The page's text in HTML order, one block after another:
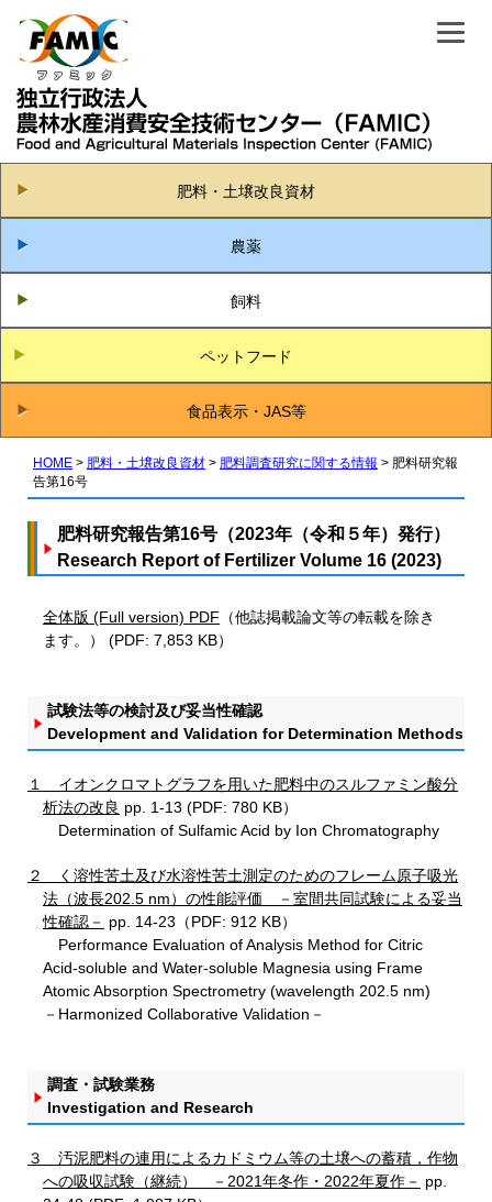
肥料・土壌改良資材
農薬
飼料
ペットフード
食品表示・JAS等
HOME 肥料・土壌改良資材 肥料調査研究に関する情報
肥料研究報
告第16号
肥料研究報告第16号（2023年（令和５年）発行）
Research Report of Fertilizer Volume 16 (2023)
全体版 (Full version) PDF （他誌掲載論文等の転載を除き
ます。） (PDF: 7,853 KB）
試験法等の検討及び妥当性確認
Development and Validation for Determination Methods
１ イオンクロマトグラフを用いた肥料中のスルファミン酸分
析法の改良 pp. 1-13 (PDF: 780 KB）
Determination of Sulfamic Acid by Ion Chromatography
２ く溶性苦土及び水溶性苦土測定のためのフレーム原子吸光
法（波長202.5 nm）の性能評価 －室間共同試験による妥当
性確認－ pp. 14-23（PDF: 912 KB）
Performance Evaluation of Analysis Method for Citric
Acid-soluble and Water-soluble Magnesia using Frame
Atomic Absorption Spectrometry (wavelength 202.5 nm)
－Harmonized Collaborative Validation－
調査・試験業務
Investigation and Research
３ 汚泥肥料の連用によるカドミウム等の土壌への蓄積，作物
への吸収試験（継続） －2021年冬作・2022年夏作－ pp.